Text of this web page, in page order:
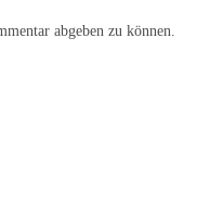
abgeben zu können.